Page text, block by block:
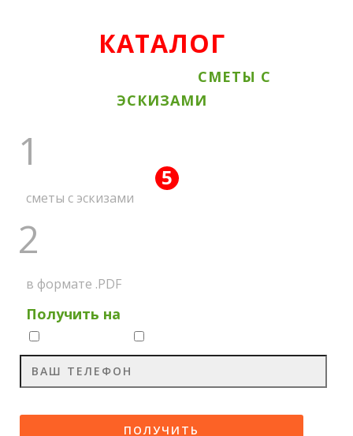
КАТАЛОГ
СМЕТЫ С
ЭСКИЗАМИ
1
5
сметы с эскизами
2
в формате .PDF
Получить на